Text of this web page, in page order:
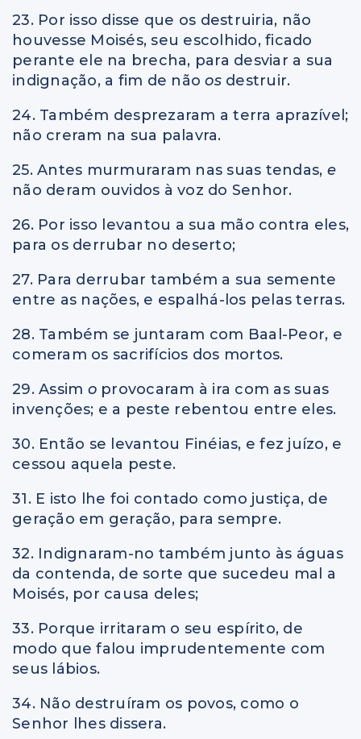
23. Por isso disse que os destruiria, não
houvesse Moisés, seu escolhido, ficado
perante ele na brecha, para desviar a sua
indignação, a fim de nãoos destruir.
24. Também desprezaram a terra aprazível;
não creram na sua palavra.
25. Antes murmuraram nas suas tendas, e
não deram ouvidos à voz do Senhor.
26. Por isso levantou a sua mão contra eles,
para os derrubar no deserto;
27. Para derrubar também a sua semente
entre as nações, e espalhá-los pelas terras.
28. Também se juntaram com Baal-Peor, e
comeram os sacrifícios dos mortos.
29. Assim o provocaram à ira com as suas
invenções; e a peste rebentou entre eles.
30. Então se levantou Finéias, e fez juízo, e
cessou aquela peste.
31. E isto lhe foi contado como justiça, de
geração em geração, para sempre.
32. Indignaram-no também junto às águas
da contenda, de sorte que sucedeu mal a
Moisés, por causa deles;
33. Porque irritaram o seu espírito, de
modo que falou imprudentemente com
seus lábios.
34. Não destruíram os povos, como o
Senhor lhes dissera.